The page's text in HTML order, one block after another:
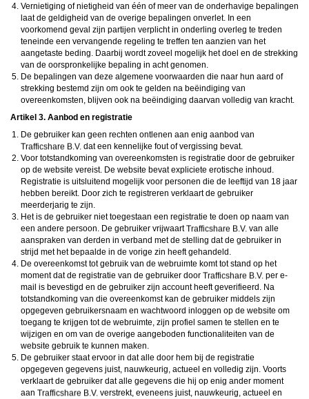
Vernietiging of nietigheid van één of meer van de onderhavige bepalingen
laat de geldigheid van de overige bepalingen onverlet. In een
voorkomend geval zijn partijen verplicht in onderling overleg te treden
teneinde een vervangende regeling te treffen ten aanzien van het
aangetaste beding. Daarbij wordt zoveel mogelijk het doel en de strekking
van de oorspronkelijke bepaling in acht genomen.
De bepalingen van deze algemene voorwaarden die naar hun aard of
strekking bestemd zijn om ook te gelden na beëindiging van
overeenkomsten, blijven ook na beëindiging daarvan volledig van kracht.
Artikel 3. Aanbod en registratie
De gebruiker kan geen rechten ontlenen aan enig aanbod van
dat een kennelijke fout of vergissing bevat.
Voor totstandkoming van overeenkomsten is registratie door de gebruiker
op de website vereist. De website bevat expliciete erotische inhoud.
Registratie is uitsluitend mogelijk voor personen die de leeftijd van 18 jaar
hebben bereikt. Door zich te registreren verklaart de gebruiker
meerderjarig te zijn.
Het is de gebruiker niet toegestaan een registratie te doen op naam van
een andere persoon. De gebruiker vrijwaart
van alle
aanspraken van derden in verband met de stelling dat de gebruiker in
strijd met het bepaalde in de vorige zin heeft gehandeld.
De overeenkomst tot gebruik van de webruimte komt tot stand op het
moment dat de registratie van de gebruiker door
per e-
mail is bevestigd en de gebruiker zijn account heeft geverifieerd. Na
totstandkoming van die overeenkomst kan de gebruiker middels zijn
opgegeven gebruikersnaam en wachtwoord inloggen op de website om
toegang te krijgen tot de webruimte, zijn profiel samen te stellen en te
wijzigen en om van de overige aangeboden functionaliteiten van de
website gebruik te kunnen maken.
De gebruiker staat ervoor in dat alle door hem bij de registratie
opgegeven gegevens juist, nauwkeurig, actueel en volledig zijn. Voorts
verklaart de gebruiker dat alle gegevens die hij op enig ander moment
aan
verstrekt, eveneens juist, nauwkeurig, actueel en